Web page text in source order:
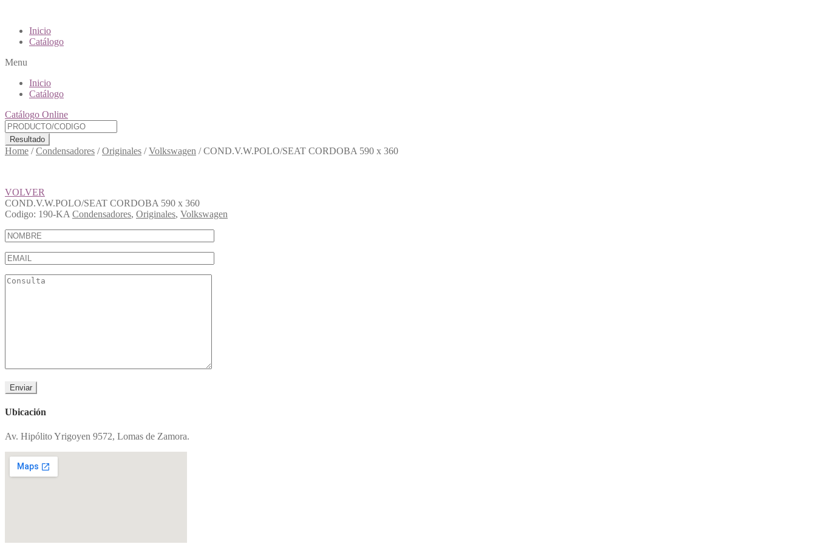
Inicio
Catálogo
Menu
Inicio
Catálogo
Catálogo Online
Resultado
Home /Condensadores /Originales /Volkswagen /COND.V.W.POLO/SEAT CORDOBA 590 x 360
VOLVER
COND.V.W.POLO/SEAT CORDOBA 590 x 360
Codigo: 190-KA Condensadores, Originales, Volkswagen
Ubicación
Av. Hipólito Yrigoyen 9572, Lomas de Zamora.